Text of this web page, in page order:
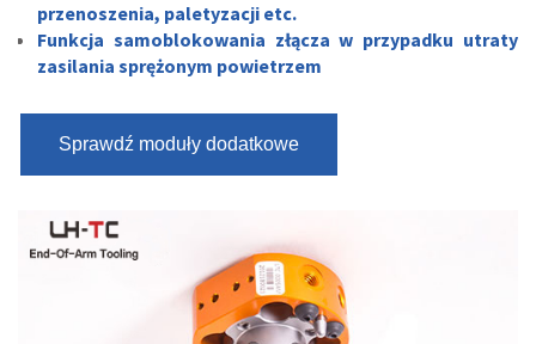
przenoszenia, paletyzacji etc.
Funkcja samoblokowania złącza w przypadku utraty
zasilania sprężonym powietrzem
Sprawdź moduły dodatkowe